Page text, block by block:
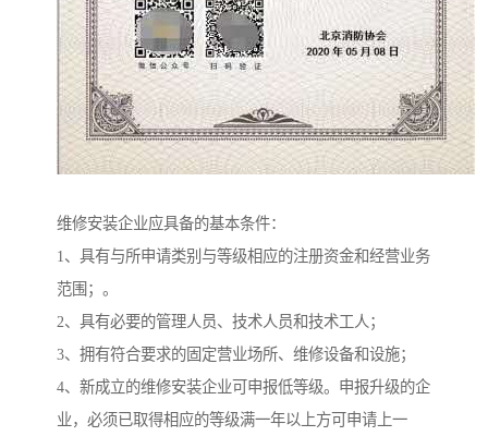
维修安装企业应具备的基本条件：
1、具有与所申请类别与等级相应的注册资金和经营业务
范围；。
2、具有必要的管理人员、技术人员和技术工人；
3、拥有符合要求的固定营业场所、维修设备和设施；
4、新成立的维修安装企业可申报低等级。申报升级的企
业，必须已取得相应的等级满一年以上方可申请上一